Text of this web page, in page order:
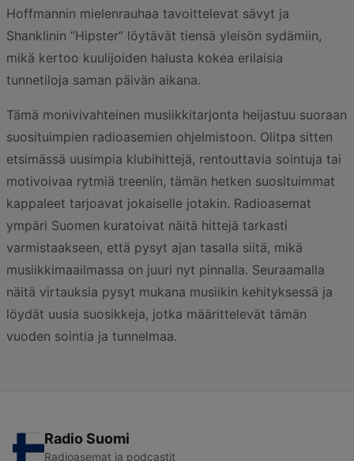
Hoffmannin mielenrauhaa tavoittelevat sävyt ja
Shanklinin ”Hipster” löytävät tiensä yleisön sydämiin,
mikä kertoo kuulijoiden halusta kokea erilaisia
tunnetiloja saman päivän aikana.
Tämä monivivahteinen musiikkitarjonta heijastuu suoraan
suosituimpien radioasemien ohjelmistoon. Olitpa sitten
etsimässä uusimpia klubihittejä, rentouttavia sointuja tai
motivoivaa rytmiä treeniin, tämän hetken suosituimmat
kappaleet tarjoavat jokaiselle jotakin. Radioasemat
ympäri Suomen kuratoivat näitä hittejä tarkasti
varmistaakseen, että pysyt ajan tasalla siitä, mikä
musiikkimaailmassa on juuri nyt pinnalla. Seuraamalla
näitä virtauksia pysyt mukana musiikin kehityksessä ja
löydät uusia suosikkeja, jotka määrittelevät tämän
vuoden sointia ja tunnelmaa.
Radio Suomi
Radioasemat ja podcastit